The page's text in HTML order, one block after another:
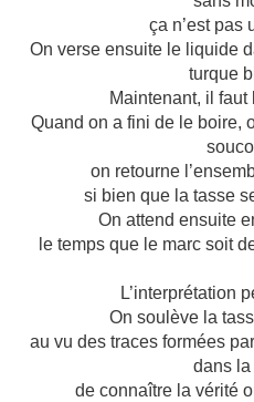
ça n’est pas
On verse ensuite le liquide
turque
Maintenant, il
Quand on a fini de le boire,
on retourne
si bien que la tasse
On attend ensuite
le temps que le marc soit
L’interprétation
On soulève la
au vu des traces formées
dans la
de connaître la vérité